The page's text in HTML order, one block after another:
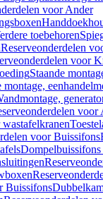
voor Ander
toebehoren
Reserveonderdelen
voor
Staande
voor
voor Buissifons
Buissifons